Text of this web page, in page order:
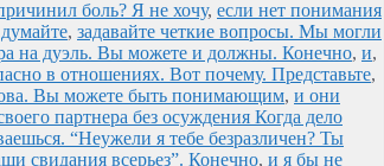
боль? Я не хочу, если нет понимания
, задавайте четкие вопросы. Мы могли
на дуэль. Вы можете и должны. Конечно, и,
в отношениях. Вот почему. Представьте,
Вы можете быть понимающим, и они
партнера без осуждения Когда дело
“Неужели я тебе безразличен? Ты
свидания всерьез”. Конечно, и я бы не